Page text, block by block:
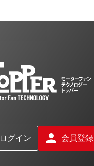
ログイン 会員登録